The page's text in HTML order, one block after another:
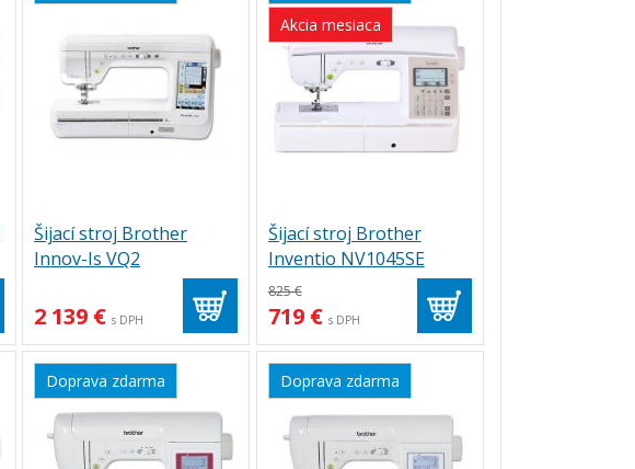
Šijací stroj Brother
Innov-Is VQ2
2 139 € s DPH
Akcia mesiaca
Šijací stroj Brother
Inventio NV1045SE
825 €
719 € s DPH
Doprava zdarma Doprava zdarma